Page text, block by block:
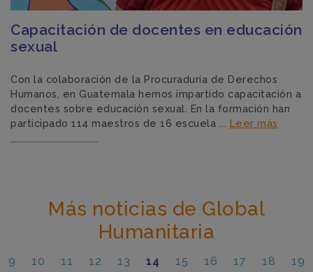
Capacitación de docentes en educación
sexual
Con la colaboración de la Procuraduría de Derechos
Humanos, en Guatemala hemos impartido capacitación a
docentes sobre educación sexual. En la formación han
participado 114 maestros de 16 escuela ... Leer más
Más noticias de Global
Humanitaria
9 10 11 12 13 14 15 16 17 18 19